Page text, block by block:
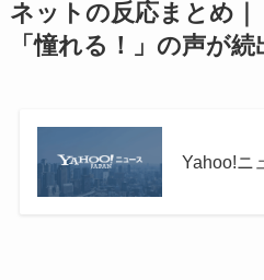
ネットの反応まとめ｜
「憧れる！」の声が続
Yahoo!ニ